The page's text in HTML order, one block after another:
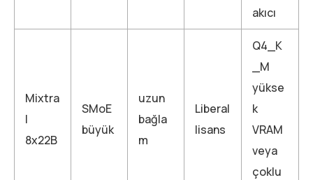
akıcı
Mixtra
l
8x22B
SMoE
büyük
uzun
bağla
m
Liberal
lisans
Q4_K
_M
yükse
k
VRAM
veya
çoklu